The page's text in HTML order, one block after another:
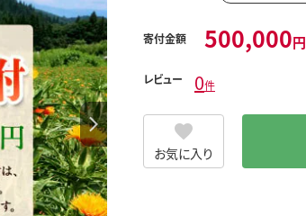
寄付金額 500,000円
レビュー 0件
お気に入り